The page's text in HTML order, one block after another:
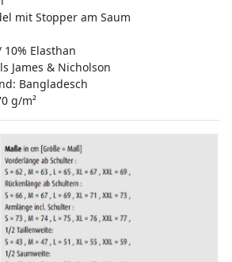
mit Stopper am Saum
10% Elasthan
James & Nicholson
Bangladesch
g/m²